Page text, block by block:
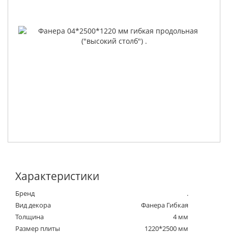
Характеристики
Бренд
.
Вид декора
Фанера Гибкая
Толщина
4 мм
Размер плиты
1220*2500 мм